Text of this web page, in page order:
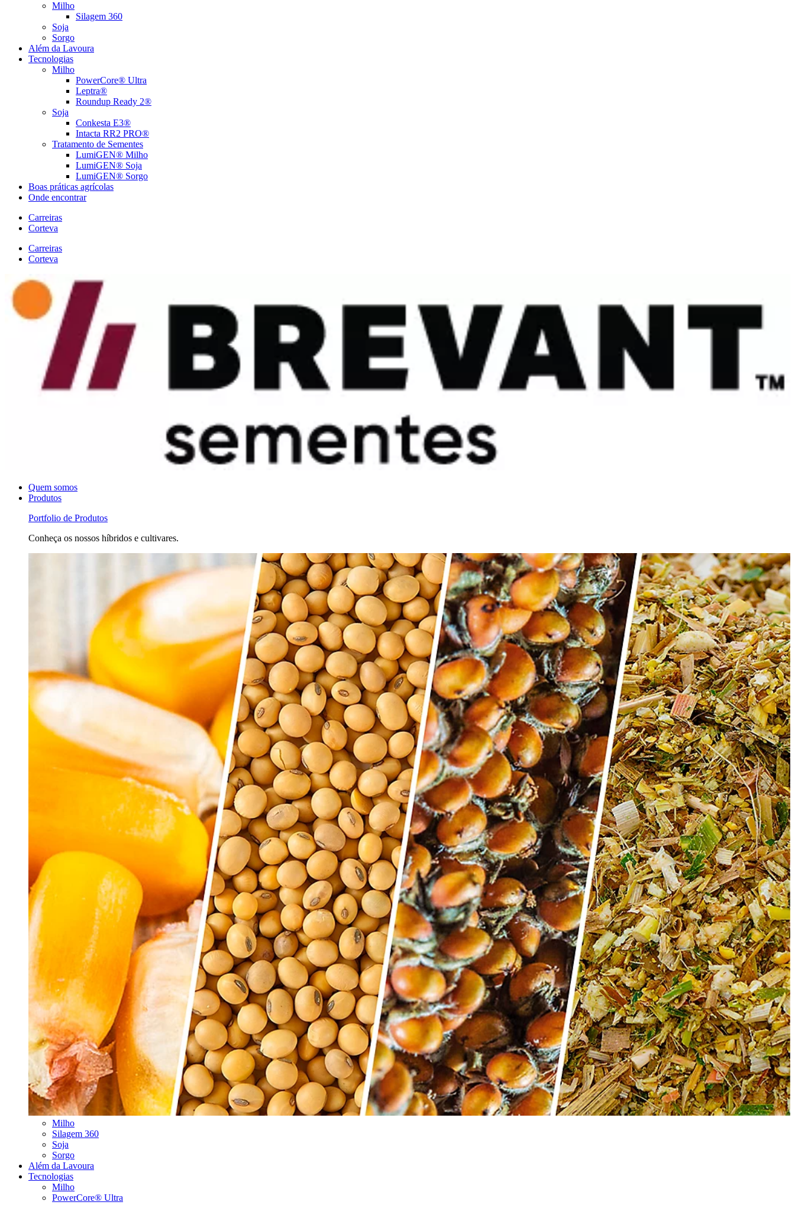
Milho
Silagem 360
Soja
Sorgo
Além da Lavoura
Tecnologias
Milho
PowerCore® Ultra
Leptra®
Roundup Ready 2®
Soja
Conkesta E3®
Intacta RR2 PRO®
Tratamento de Sementes
LumiGEN® Milho
LumiGEN® Soja
LumiGEN® Sorgo
Boas práticas agrícolas
Onde encontrar
Carreiras
Corteva
Carreiras
Corteva
Quem somos
Produtos
Portfolio de Produtos
Conheça os nossos híbridos e cultivares.
Milho
Silagem 360
Soja
Sorgo
Além da Lavoura
Tecnologias
Milho
PowerCore® Ultra